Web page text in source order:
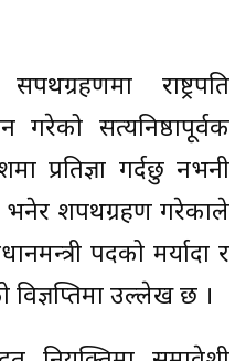
राष्ट्रपति
गरेको सत्यनिष्ठापूर्वक
प्रतिज्ञा गर्दछु नभनी
भनेर शपथग्रहण गरेकाले
पदको मर्यादा र
उल्लेख छ ।